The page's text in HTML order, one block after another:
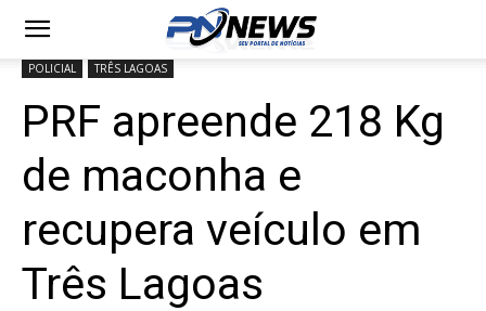
POLICIAL TRÊS LAGOAS
PRF apreende 218 Kg
de maconha e
recupera veículo em
Três Lagoas